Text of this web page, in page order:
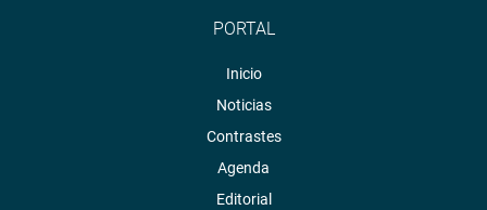
PORTAL
Inicio
Noticias
Contrastes
Agenda
Editorial